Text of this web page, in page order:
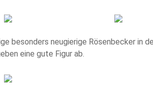
besonders neugierige Rösenbecker in
eine gute Figur ab.